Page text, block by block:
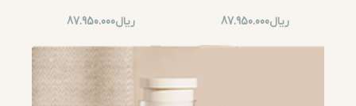
ریال87.950.000 ریال87.950.000